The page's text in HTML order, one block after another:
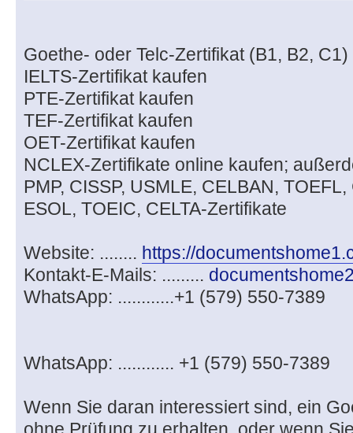
Goethe- oder Telc-Zertifikat (B1, B2,
IELTS-Zertifikat kaufen
PTE-Zertifikat kaufen
TEF-Zertifikat kaufen
OET-Zertifikat kaufen
NCLEX-Zertifikate online kaufen;
PMP, CISSP, USMLE, CELBAN,
ESOL, TOEIC, CELTA-Zertifikate
Website: ........ https://
Kontakt-E-Mails: .........
WhatsApp: ............+1 (579) 550-7389
WhatsApp: ............ +1 (579) 550-7389
Wenn Sie daran interessiert sind, ein